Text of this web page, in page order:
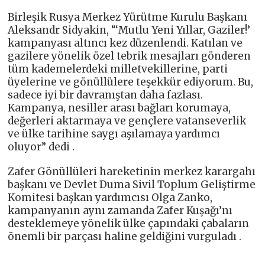
Birleşik Rusya Merkez Yürütme Kurulu Başkanı
Aleksandr Sidyakin, “‘Mutlu Yeni Yıllar, Gaziler!’
kampanyası altıncı kez düzenlendi. Katılan ve
gazilere yönelik özel tebrik mesajları gönderen
tüm kademelerdeki milletvekillerine, parti
üyelerine ve gönüllülere teşekkür ediyorum. Bu,
sadece iyi bir davranıştan daha fazlası.
Kampanya, nesiller arası bağları korumaya,
değerleri aktarmaya ve gençlere vatanseverlik
ve ülke tarihine saygı aşılamaya yardımcı
oluyor” dedi .
Zafer Gönüllüleri hareketinin merkez karargahı
başkanı ve Devlet Duma Sivil Toplum Geliştirme
Komitesi başkan yardımcısı Olga Zanko,
kampanyanın aynı zamanda Zafer Kuşağı’nı
desteklemeye yönelik ülke çapındaki çabaların
önemli bir parçası haline geldiğini vurguladı .